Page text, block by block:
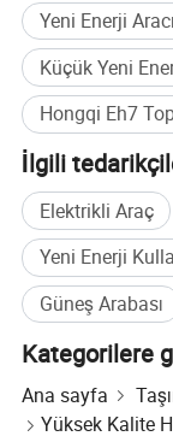
Yeni Enerji
Küçük Yeni
Hongqi Eh7
İlgili
Elektrikli Araç
Yeni Enerji
Güneş Arabası
Kategorilere
Ana sayfa
Yüksek Kalite